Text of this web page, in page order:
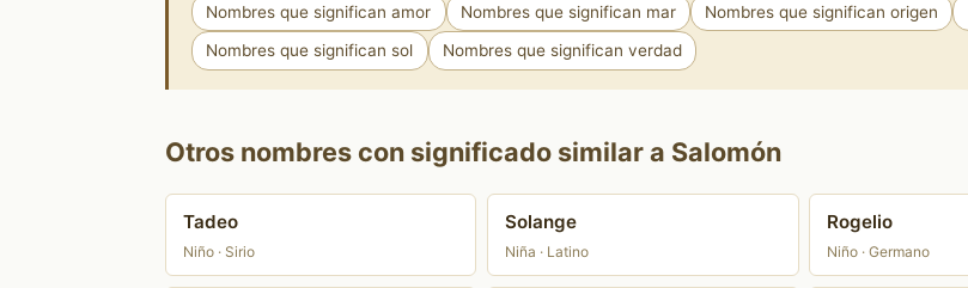
Nombres que significan amor Nombres que significan mar Nombres que significan origen
Nombres que significan sol Nombres que significan verdad
Otros nombres con significado similar a Salomón
Tadeo
Niño · Sirio
Solange
Niña · Latino
Rogelio
Niño · Germano